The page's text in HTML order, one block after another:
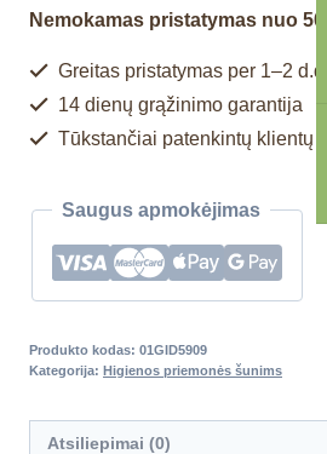
Nemokamas pristatymas nuo 50€
Greitas pristatymas per 1–2 d.d.
14 dienų grąžinimo garantija
Tūkstančiai patenkintų klientų
Saugus apmokėjimas
Produkto kodas: 01GID5909
Kategorija: Higienos priemonės šunims
Atsiliepimai (0)